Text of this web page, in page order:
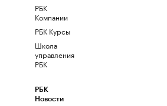
РБК
Компании
РБК Курсы
Школа
управления
РБК
РБК
Новости